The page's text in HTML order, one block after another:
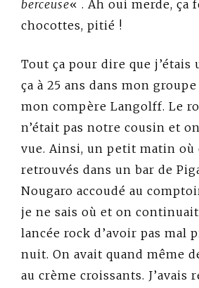
berceuse« . Ah oui merde, ça
chocottes, pitié !
Tout ça pour dire que j’étais
ça à 25 ans dans mon
mon compère Langolff. Le
n’était pas notre cousin et
vue. Ainsi, un petit matin où
retrouvés dans un bar de
Nougaro accoudé au
je ne sais où et on
lancée rock d’avoir pas mal
nuit. On avait quand même
au crème croissants. J’avais